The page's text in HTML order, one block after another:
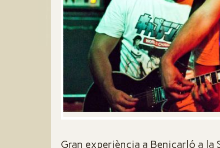
Gran experiència a Benicarló a la